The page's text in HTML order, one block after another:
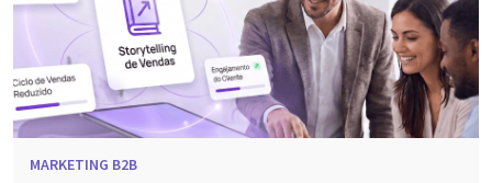
MARKETING B2B